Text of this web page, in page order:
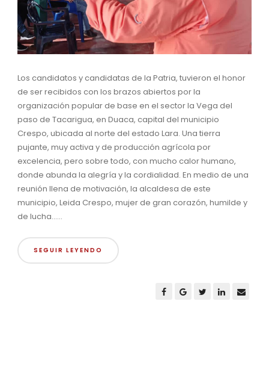
Los candidatos y candidatas de la Patria, tuvieron el honor
de ser recibidos con los brazos abiertos por la
organización popular de base en el sector la Vega del
paso de Tacarigua, en Duaca, capital del municipio
Crespo, ubicada al norte del estado Lara. Una tierra
pujante, muy activa y de producción agrícola por
excelencia, pero sobre todo, con mucho calor humano,
donde abunda la alegría y la cordialidad. En medio de una
reunión llena de motivación, la alcaldesa de este
municipio, Leida Crespo, mujer de gran corazón, humilde y
de lucha......
SEGUIR LEYENDO